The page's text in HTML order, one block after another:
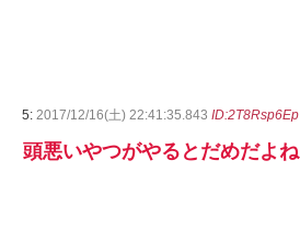
5: 2017/12/16(土) 22:41:35.843 ID:2T8Rsp6Ep
頭悪いやつがやるとだめだよね